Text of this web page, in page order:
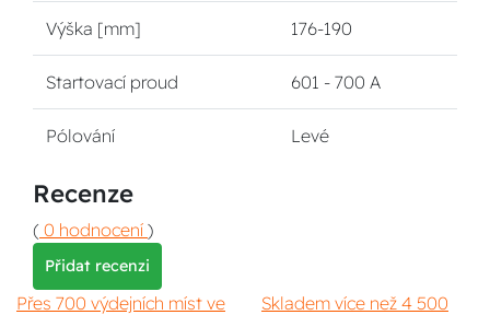
Výška [mm] 176-190
Startovací proud 601 - 700 A
Pólování Levé
Recenze
( 0 hodnocení )
Přidat recenzi
Přes 700 výdejních míst ve
Skladem více než 4 500